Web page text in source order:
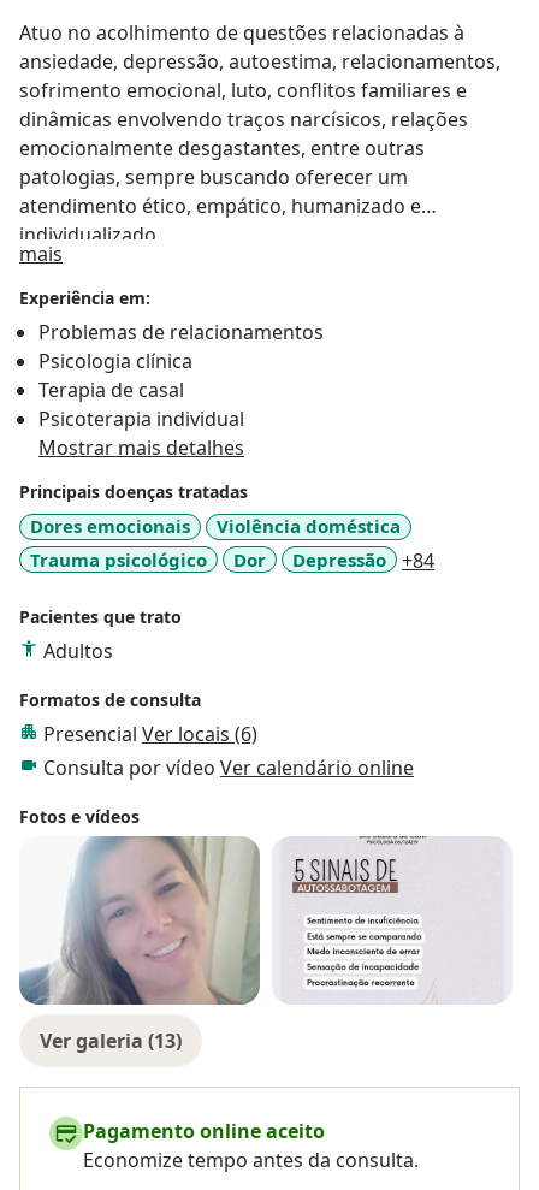
Atuo no acolhimento de questões relacionadas à
ansiedade, depressão, autoestima, relacionamentos,
sofrimento emocional, luto, conflitos familiares e
dinâmicas envolvendo traços narcísicos, relações
emocionalmente desgastantes, entre outras
patologias, sempre buscando oferecer um
atendimento ético, empático, humanizado e
individualizado.
mais
Experiência em:
Problemas de relacionamentos
Psicologia clínica
Terapia de casal
Psicoterapia individual
Mostrar mais detalhes
Principais doenças tratadas
Dores emocionais
Violência doméstica
Trauma psicológico
Dor Depressão +84
Pacientes que trato
Adultos
Formatos de consulta
Presencial Ver locais (6)
Consulta por vídeo Ver calendário online
Fotos e vídeos
Ver galeria (13)
Pagamento online aceito
Economize tempo antes da consulta.